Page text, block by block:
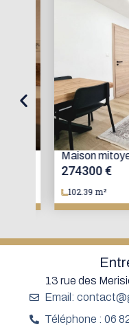
Maison
274300 €
102.39 m²
13 rue des
Email:
Téléphone : 06